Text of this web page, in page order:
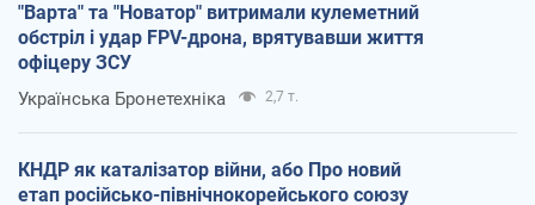
"Варта" та "Новатор" витримали кулеметний
обстріл і удар FPV-дрона, врятувавши життя
офіцеру ЗСУ
Українська Бронетехніка 2,7 т.
КНДР як каталізатор війни, або Про новий
етап російсько-північнокорейського союзу